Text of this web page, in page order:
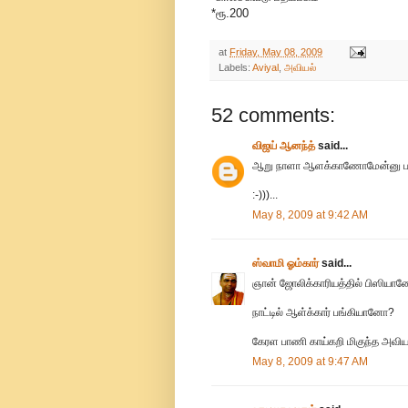
*ரூ.200
at Friday, May 08, 2009
Labels: Aviyal அவியல்
52 comments:
விஜய் ஆனந்த்said...
ஆறு நாளா ஆளக்காணோமேன்னு
:-)))...
May 8, 2009 at 9:42 AM
ஸ்வாமி ஓம்கார்said...
ஞான் ஜோலிக்காரியத்தில்
நாட்டில் ஆள்க்கார் பங்கியானோ?
கேரள பாணி காய்கறி மிகுந்த
May 8, 2009 at 9:47 AM